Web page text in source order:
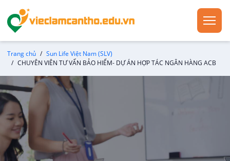
Trang chủ
Sun Life Việt Nam (SLV)
CHUYÊN VIÊN TƯ VẤN BẢO HIỂM- DỰ ÁN HỢP TÁC NGÂN HÀNG ACB